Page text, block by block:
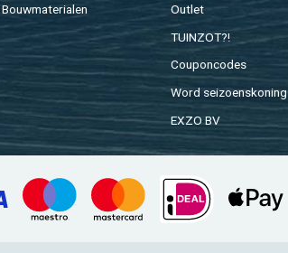
Bouw­ma­te­ri­a­len
Out­let
TUIN­ZOT?!
Cou­pon­co­des
Word sei­zoens­ko­ning
EXZO BV